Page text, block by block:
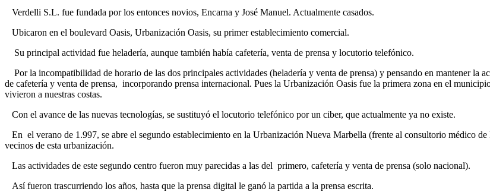
Verdelli S.L. fue fundada por los entonces novios, Encarna y José Manuel. Actualmente casados.
Ubicaron en el boulevard Oasis, Urbanización Oasis, su primer establecimiento comercial.
Su principal actividad fue heladería, aunque también había cafetería, venta de prensa y locutorio telefónico.
Por la incompatibilidad de horario de las dos principales actividades (heladería y venta de prensa) y pensando en mantener la
de cafetería y venta de prensa, incorporando prensa internacional. Pues la Urbanización Oasis fue la primera zona en el
vivieron a nuestras costas.
Con el avance de las nuevas tecnologías, se sustituyó el locutorio telefónico por un ciber, que actualmente ya no existe.
En el verano de 1.997, se abre el segundo establecimiento en la Urbanización Nueva Marbella (frente al consultorio médico
vecinos de esta urbanización.
Las actividades de este segundo centro fueron muy parecidas a las del primero, cafetería y venta de prensa (solo nacional).
Así fueron trascurriendo los años, hasta que la prensa digital le ganó la partida a la prensa escrita.